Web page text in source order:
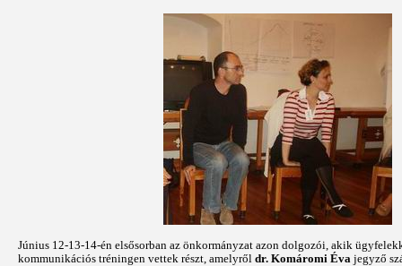
Június 12-13-14-én elsősorban az önkormányzat azon dolgozói, akik
kommunikációs tréningen vettek részt, amelyről dr. Komáromi Éva jegyző